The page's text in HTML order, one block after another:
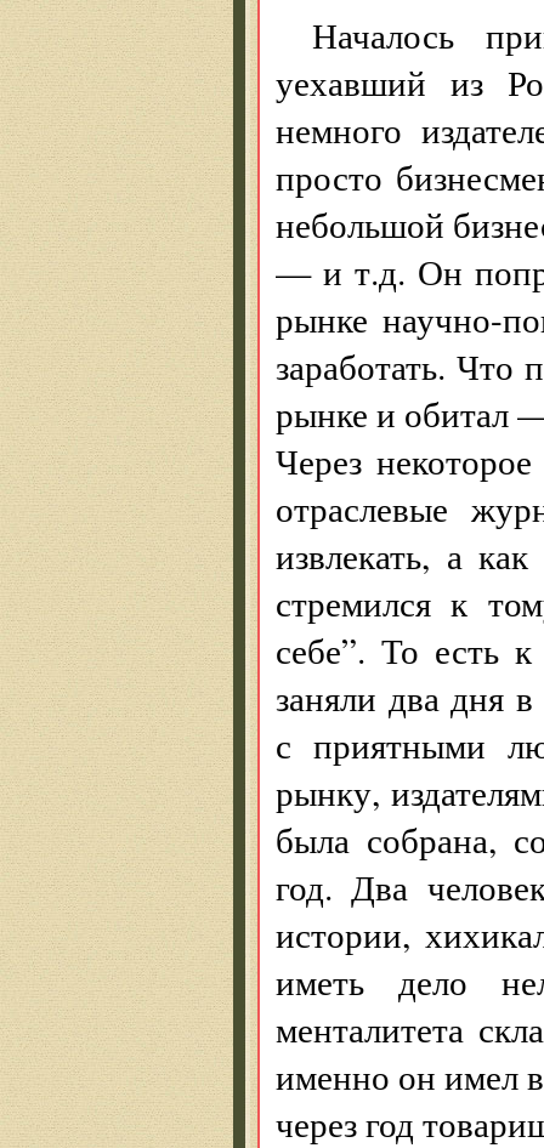
Началось
уехавший из
немного
просто
небольшой
— и т.д. Он
рынке научно-
заработать. Что
рынке и обитал
Через
отраслевые
извлекать, а
стремился к
себе”. То есть
заняли два дня
с приятными
рынку,
была собрана,
год. Два
истории,
иметь дело
менталитета
именно он имел
через год